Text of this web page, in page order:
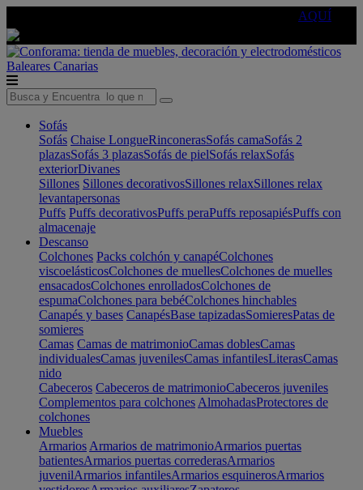
AQUÍ
Baleares Canarias
Sofás
Sofás Chaise LongueRinconerasSofás camaSofás 2
plazasSofás 3 plazasSofás de pielSofás relaxSofás
exteriorDivanes
Sillones Sillones decorativosSillones relaxSillones relax
levantapersonas
Puffs Puffs decorativosPuffs peraPuffs reposapiésPuffs con
almacenaje
Descanso
Colchones Packs colchón y canapéColchones
viscoelásticosColchones de muellesColchones de muelles
ensacadosColchones enrolladosColchones de
espumaColchones para bebéColchones hinchables
Canapés y bases CanapésBase tapizadasSomieresPatas de
somieres
Camas Camas de matrimonioCamas doblesCamas
individualesCamas juvenilesCamas infantilesLiterasCamas
nido
Cabeceros Cabeceros de matrimonioCabeceros juveniles
Complementos para colchones AlmohadasProtectores de
colchones
Muebles
Armarios Armarios de matrimonioArmarios puertas
batientesArmarios puertas correderasArmarios
juvenilArmarios infantilesArmarios esquinerosArmarios